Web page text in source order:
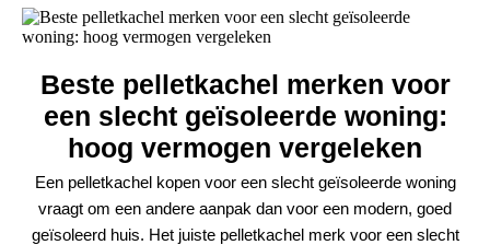
Beste pelletkachel merken voor
een slecht geïsoleerde woning:
hoog vermogen vergeleken
Een pelletkachel kopen voor een slecht geïsoleerde woning
vraagt om een andere aanpak dan voor een modern, goed
geïsoleerd huis. Het juiste pelletkachel merk voor een slecht